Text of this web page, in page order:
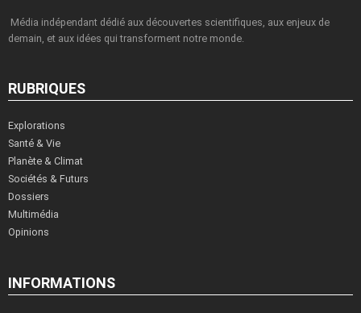
Média indépendant dédié aux découvertes scientifiques, aux enjeux de
demain, et aux idées qui transforment notre monde.
RUBRIQUES
Explorations
Santé & Vie
Planète & Climat
Sociétés & Futurs
Dossiers
Multimédia
Opinions
INFORMATIONS